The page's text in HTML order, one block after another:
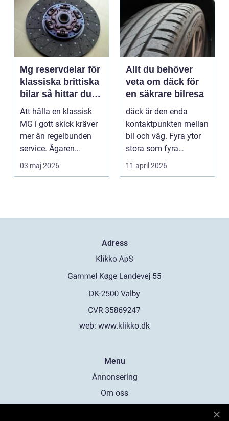
Mg reservdelar för
klassiska brittiska
bilar så hittar du
rätt delar
Att hålla en klassisk
MG i gott skick kräver
mer än regelbunden
service. Ägaren
behöver också ha kol...
03 maj 2026
Allt du behöver
veta om däck för
en säkrare bilresa
däck är den enda
kontaktpunkten mellan
bil och väg. Fyra ytor
stora som fyra
handflator avgör
bromss...
11 april 2026
Adress
web: www.klikko.dk
Menu
Annonsering
Om oss